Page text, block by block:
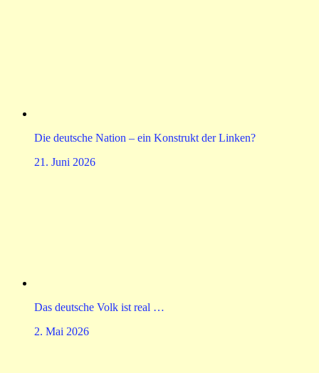
Die deutsche Nation – ein Konstrukt der Linken?
21. Juni 2026
Das deutsche Volk ist real …
2. Mai 2026